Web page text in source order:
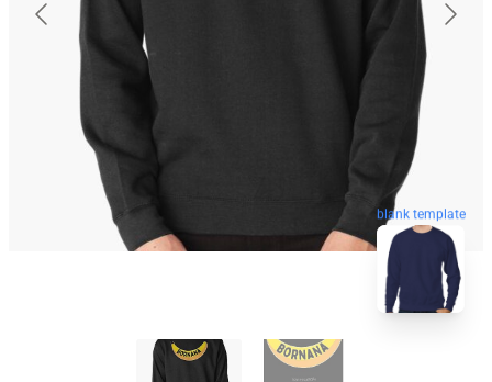
blank template